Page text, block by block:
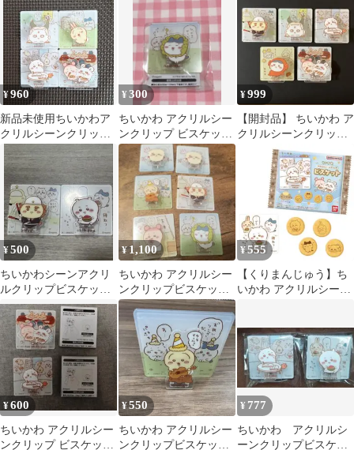
¥960
新品未使用ちいかわア
クリルシーンクリップ
ビスケット
¥300
ちいかわ アクリルシー
ンクリップ ビスケット
ハチワレ ひっかきガ
ード
¥999
【開封品】 ちいかわ ア
クリルシーンクリップ
5種セット
¥500
ちいかわシーンアクリ
ルクリップビスケット
ちいかわシーサー2点セ
ット
¥1,100
ちいかわ アクリルシー
ンクリップビスケット
アクリルスタンド セッ
ト
¥555
【くりまんじゅう】ち
いかわ アクリルシーン
¥600
ちいかわ アクリルシー
ンクリップ ビスケット
¥550
ちいかわ アクリルシー
ンクリップビスケッ
¥ 777
ちいかわ アクリルシ
ーンクリップビスケッ